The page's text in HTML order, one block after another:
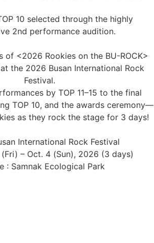
10 selected through the highly
2nd performance audition.
of <2026 Rookies on the BU-ROCK>
the 2026 Busan International Rock
Festival.
by TOP 11–15 to the final
TOP 10, and the awards ceremony—
as they rock the stage for 3 days!
International Rock Festival
– Oct. 4 (Sun), 2026 (3 days)
: Samnak Ecological Park